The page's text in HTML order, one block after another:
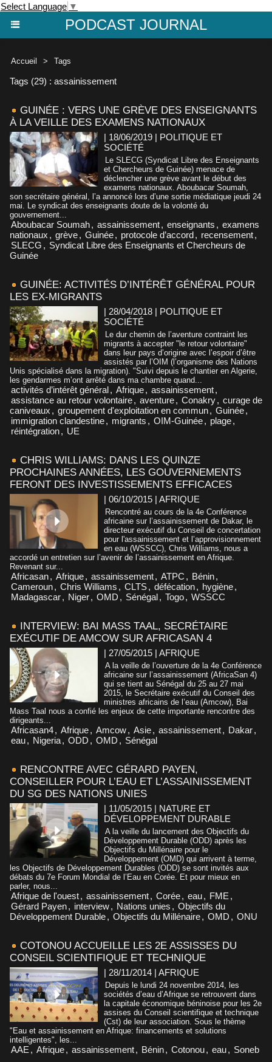
Select Language ▼
PODCAST JOURNAL
Accueil > Tags
Tags (29) : assainissement
GUINÉE : VERS UNE GRÈVE DES ENSEIGNANTS
À LA VEILLE DES EXAMENS NATIONAUX
| 18/06/2019 | POLITIQUE ET
SOCIÉTÉ
Le SLECG (Syndicat Libre des Enseignants
et Chercheurs de Guinée) menace de
déclencher une grève avant le début des
examens nationaux. Aboubacar Soumah,
son secrétaire général, l’a annoncé lors d’une sortie médiatique jeudi 24
mai. Le syndicat des enseignants doute de la volonté du
gouvernement...
Aboubacar Soumah, assainissement, enseignants , examens
nationaux , grève, Guinée, protocole d’accord, recensement,
SLECG , Syndicat Libre des Enseignants et Chercheurs de
Guinée
GUINÉE: ACTIVITÉS D’INTÉRÊT GÉNÉRAL POUR
LES EX-MIGRANTS
| 28/04/2018 | POLITIQUE ET
SOCIÉTÉ
Le dur chemin de l’aventure contraint les
migrants à accepter "le retour volontaire"
dans leur pays d’origine avec l’espoir d’être
assistés par l’OIM (l’organisme des Nations
Unis spécialisé dans la migration). "Suivi depuis le chantier en Algerie,
les gendarmes m’ont arrêté dans ma chambre quand...
activités d’intérêt général, Afrique, assainissement,
assistance au retour volontaire, aventure, Conakry, curage de
caniveaux , groupement d'exploitation en commun, Guinée,
immigration clandestine, migrants , OIM-Guinée, plage,
réintégration, UE
CHRIS WILLIAMS: DANS LES QUINZE
PROCHAINES ANNÉES, LES GOUVERNEMENTS
FERONT DES INVESTISSEMENTS EFFICACES
| 06/10/2015 | AFRIQUE
Rencontré au cours de la 4e Conférence
africaine sur l’assainissement de Dakar, le
directeur exécutif du Conseil de concertation
pour l'assainissement et l’approvisionnement
en eau (WSSCC), Chris Williams, nous a
accordé un entretien sur l’avenir de l’assainissement en Afrique.
Revenant sur...
Africasan, Afrique, assainissement, ATPC , Bénin,
Cameroun, Chris Williams , CLTS, défécation, hygiène,
Madagascar, Niger, OMD , Sénégal, Togo, WSSCC
INTERVIEW: BAI MASS TAAL, SECRÉTAIRE
EXÉCUTIF DE AMCOW SUR AFRICASAN 4
| 27/05/2015 | AFRIQUE
A la veille de l’ouverture de la 4e Conférence
africaine sur l’assainissement (AfricaSan 4)
qui se tient au Sénégal du 25 au 27 mai
2015, le Secrétaire exécutif du Conseil des
ministres africains de l’eau (Amcow), Bai
Mass Taal nous a confié les enjeux de cette importante rencontre des
dirigeants...
Africasan4, Afrique, Amcow, Asie, assainissement, Dakar,
eau, Nigeria, ODD , OMD , Sénégal
RENCONTRE AVEC GÉRARD PAYEN,
CONSEILLER POUR L’EAU ET L’ASSAINISSEMENT
DU SG DES NATIONS UNIES
| 11/05/2015 | NATURE ET
DÉVELOPPEMENT DURABLE
A la veille du lancement des Objectifs du
Développement Durable (ODD) après les
Objectifs du Millénaire pour le
Développement (OMD) qui arrivent à terme,
les Objectifs de Développement Durables (ODD) se sont invités aux
débats du 7e Forum Mondial de l’Eau en Corée. Et pour mieux en
parler, nous...
Afrique de l'ouest, assainissement, Corée, eau, FME ,
Gérard Payen, interview, Nations unies , Objectifs du
Développement Durable, Objectifs du Millénaire, OMD , ONU
COTONOU ACCUEILLE LES 2E ASSISSES DU
CONSEIL SCIENTIFIQUE ET TECHNIQUE
| 28/11/2014 | AFRIQUE
Depuis le lundi 24 novembre 2014, les
sociétés d’eau d’Afrique se retrouvent dans
la capitale économique béninoise pour les 2e
assises du Conseil scientifique et technique
(Cst) de leur association. Sous le thème
"Eau et assainissement en Afrique: financements et solutions
intelligentes", les...
AAE , Afrique, assainissement, Bénin, Cotonou, eau, Soneb